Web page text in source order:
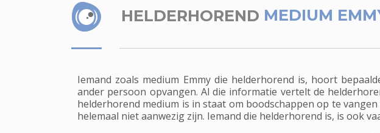
HELDERHOREND MEDIUM
Iemand zoals medium Emmy die helderhorend is, hoort
ander persoon opvangen. Al die informatie vertelt de
helderhorend medium is in staat om boodschappen op te
helemaal niet aanwezig zijn. Iemand die helderhorend is, is ook